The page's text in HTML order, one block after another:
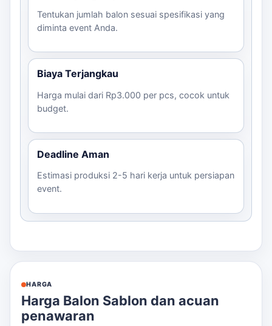
Tentukan jumlah balon sesuai spesifikasi yang
diminta event Anda.
Biaya Terjangkau
Harga mulai dari Rp3.000 per pcs, cocok untuk
budget.
Deadline Aman
Estimasi produksi 2-5 hari kerja untuk persiapan
event.
HARGA
Harga Balon Sablon dan acuan
penawaran